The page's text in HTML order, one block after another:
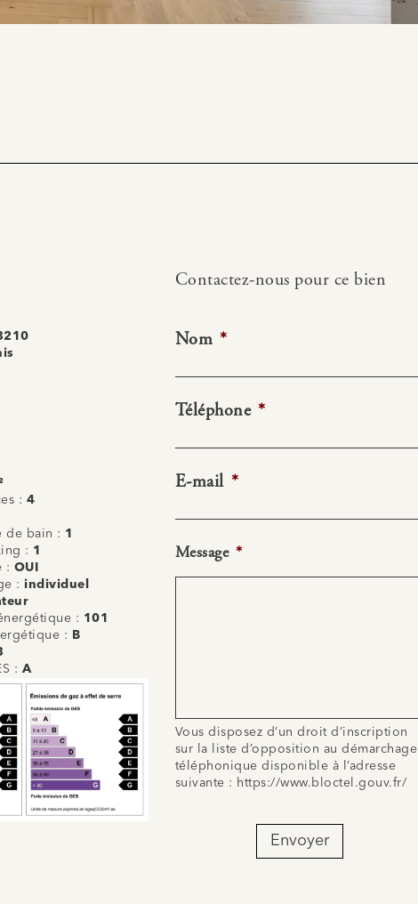
: 4
de bain : 1
: 1
: OUI
: individuel
: 101
:
B
: A
Contactez-nous pour ce bien
Nom *
Téléphone *
E-mail *
Message *
Vous disposez d’un droit d’inscription
sur la liste d’opposition au démarchage
téléphonique disponible à l’adresse
suivante : https://www.bloctel.gouv.fr/
Envoyer